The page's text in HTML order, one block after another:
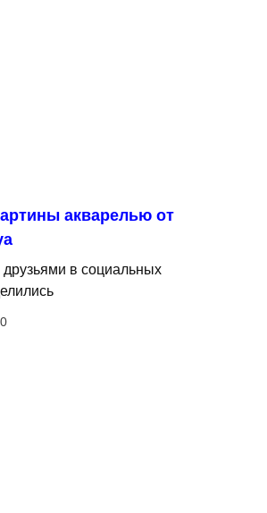
акварелью от
друзьями в социальных